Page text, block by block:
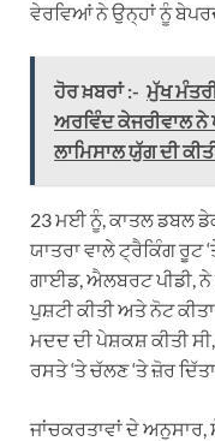
ਵੇਰਵਿਆਂ ਨੇ ਉਨ੍ਹਾਂ ਨੂੰ
ਹੋਰ ਖ਼ਬਰਾਂ :- ਮੁੱਖ
ਅਰਵਿੰਦ ਕੇਜਰੀਵਾਲ ਨੇ
ਲਾਮਿਸਾਲ ਯੁੱਗ ਦੀ
23 ਮਈ ਨੂੰ, ਕਾਤਲ ਡਬਲ
ਯਾਤਰਾ ਵਾਲੇ ਟ੍ਰੈਕਿੰਗ ਰੂਟ
ਗਾਈਡ, ਐਲਬਰਟ ਪੀਡੀ,
ਪੁਸ਼ਟੀ ਕੀਤੀ ਅਤੇ ਨੋਟ
ਮਦਦ ਦੀ ਪੇਸ਼ਕਸ਼ ਕੀਤੀ
ਰਸਤੇ ‘ਤੇ ਚੱਲਣ ‘ਤੇ ਜ਼ੋਰ
ਜਾਂਚਕਰਤਾਵਾਂ ਦੇ